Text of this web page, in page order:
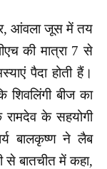
आंवला जूस में तय
की मात्रा 7 से
पैदा होती हैं।
बीज का
रामदेव के सहयोगी
बालकृष्‍ण ने लैब
से बातचीत में कहा,